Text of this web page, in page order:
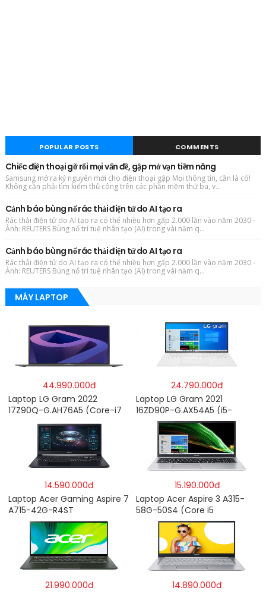
POPULAR POSTS COMMENTS
Chiếc điện thoại gỡ rối mọi vấn đề, gập mở vạn tiềm năng
Samsung mở ra kỷ nguyên mới cho điện thoại gập Mọi thông tin, cần là có!
Không cần phải tìm kiếm thủ công trên các phần mềm thứ ba, v...
Cảnh báo bùng nổ rác thải điện tử do AI tạo ra
Rác thải điện tử do AI tạo ra có thể nhiều hơn gấp 2.000 lần vào năm 2030 -
Ảnh: REUTERS Bùng nổ trí tuệ nhân tạo (AI) trong vài năm q...
Cảnh báo bùng nổ rác thải điện tử do AI tạo ra
Rác thải điện tử do AI tạo ra có thể nhiều hơn gấp 2.000 lần vào năm 2030 -
Ảnh: REUTERS Bùng nổ trí tuệ nhân tạo (AI) trong vài năm q...
MÁY LAPTOP
44.990.000đ
Laptop LG Gram 2022
17Z90Q-G.AH76A5 (Core-i7
1260P/16GB/512GB/17″
WQXGA/Win 11/Xám)
24.790.000đ
Laptop LG Gram 2021
16ZD90P-G.AX54A5 (i5-
1135G7/8GB RAM/512GB
SSD/16″WQXGA/Dos/Trắng)
14.590.000đ
Laptop Acer Gaming Aspire 7
A715-42G-R4ST
NH.QAYSV.004 (R5
5500U/8GB RAM/256GB
SSD/15.6″FHD IPS/GTX1650
4GB/Win10) – Hàng chính
hãng
15.190.000đ
Laptop Acer Aspire 3 A315-
58G-50S4 (Core i5
1135G7/8GB
RAM/512GB/15.6″FHD/MX350
2GB/Win 10/Bạc)
21.990.000đ
14.890.000đ